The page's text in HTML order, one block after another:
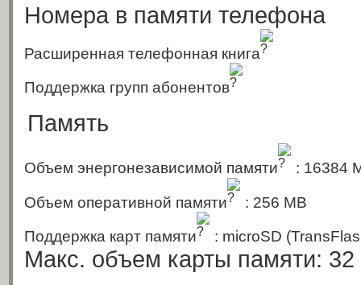
Номера в памяти телефона
Расширенная телефонная книга
Поддержка групп абонентов
Память
Объем энергонезависимой памяти : 16384
Объем оперативной памяти : 256 MB
Поддержка карт памяти : microSD
Макс. объем карты памяти: 32